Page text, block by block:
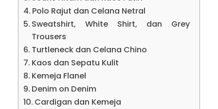
Polo Rajut dan Celana Netral
Sweatshirt, White Shirt, dan Grey
Trousers
Turtleneck dan Celana Chino
Kaos dan Sepatu Kulit
Kemeja Flanel
Denim on Denim
Cardigan dan Kemeja